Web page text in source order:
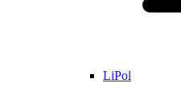
LiPol